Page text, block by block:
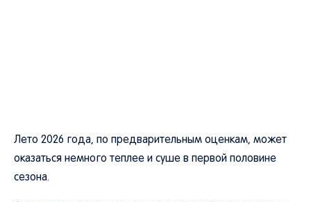
Лето 2026 года, по предварительным оценкам, может
оказаться немного теплее и суше в первой половине
сезона.